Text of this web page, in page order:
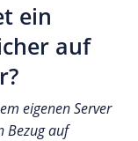
ein
auf
eigenen Server
Bezug auf